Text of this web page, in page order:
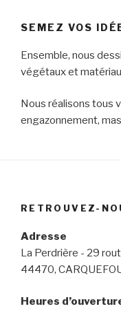
SEMEZ VOS
Ensemble, nous
végétaux et
Nous réalisons tous
engazonnement,
RETROUVEZ-
Adresse
La Perdrière - 29
44470,
Heures